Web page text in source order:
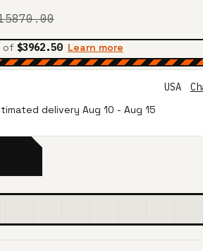
of $3962.50 Learn more
USA
delivery Aug 10 - Aug 15